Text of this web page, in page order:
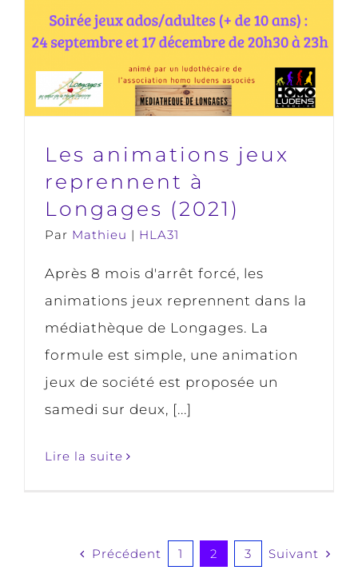
Les animations jeux
reprennent à
Longages (2021)
Par Mathieu | HLA31
Après 8 mois d'arrêt forcé, les
animations jeux reprennent dans la
médiathèque de Longages. La
formule est simple, une animation
jeux de société est proposée un
samedi sur deux, [...]
Lire la suite
Précédent 1 2 3 Suivant